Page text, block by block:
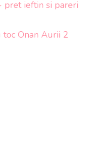
pret ieftin si pareri
toc Onan Aurii 2